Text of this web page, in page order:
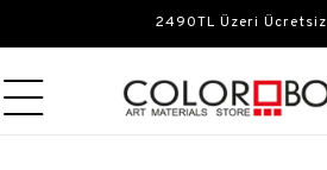
2490TL Üzeri